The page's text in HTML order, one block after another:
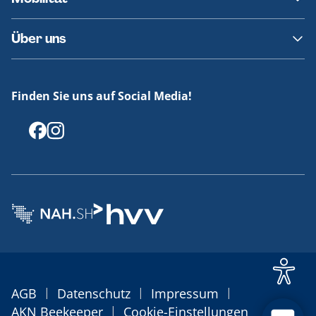
Fundsachen
Häufige Fragen
Barrierefreies Reisen
Erklärung Barrierefreiheit
Über uns
Offenlegungen
Finden Sie uns auf Social Media!
AGB | Datenschutz | Impressum |
AKN Beekeeper | Cookie-Einstellungen